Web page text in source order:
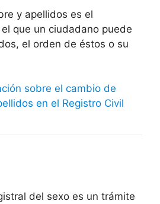
y apellidos es el
que un ciudadano puede
el orden de éstos o su
sobre el cambio de
en el Registro Civil
del sexo es un trámite